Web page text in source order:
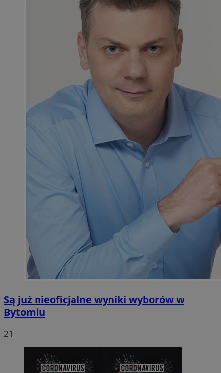
Są już nieoficjalne wyniki wyborów w
Bytomiu
21